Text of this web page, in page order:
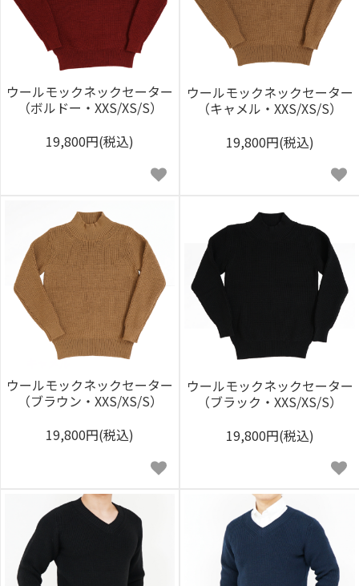
ウールモックネックセーター
（ボルドー・XXS/XS/S）
19,800円(税込)
ウールモックネックセーター
（キャメル・XXS/XS/S）
19,800円(税込)
ウールモックネックセーター
（ブラウン・XXS/XS/S）
19,800円(税込)
ウールモックネックセーター
（ブラック・XXS/XS/S）
19,800円(税込)